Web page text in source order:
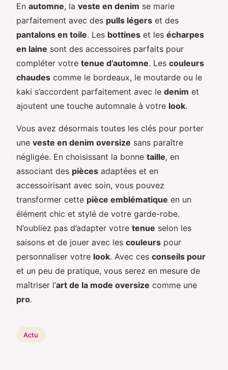
En automne, la veste en denim se marie
parfaitement avec des pulls légers et des
pantalons en toile. Les bottines et les écharpes
en laine sont des accessoires parfaits pour
compléter votre tenue d’automne. Les couleurs
chaudes comme le bordeaux, le moutarde ou le
kaki s’accordent parfaitement avec le denim et
ajoutent une touche automnale à votre look.
Vous avez désormais toutes les clés pour porter
une veste en denim oversize sans paraître
négligée. En choisissant la bonne taille, en
associant des pièces adaptées et en
accessoirisant avec soin, vous pouvez
transformer cette pièce emblématique en un
élément chic et stylé de votre garde-robe.
N’oubliez pas d’adapter votre tenue selon les
saisons et de jouer avec les couleurs pour
personnaliser votre look. Avec ces conseils pour
et un peu de pratique, vous serez en mesure de
maîtriser l’art de la mode oversize comme une
pro.
Actu